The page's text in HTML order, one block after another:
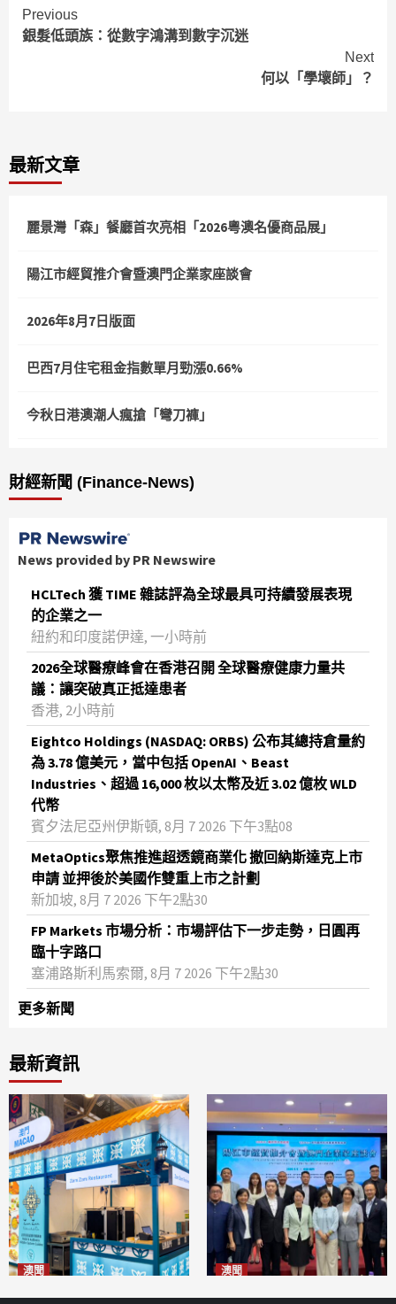
Continue
Reading
Previous
銀髮低頭族：從數字鴻溝到數字沉迷
Next
何以「學壞師」？
最新文章
麗景灣「森」餐廳首次亮相「2026粵澳名優商品展」
陽江市經貿推介會暨澳門企業家座談會
2026年8月7日版面
巴西7月住宅租金指數單月勁漲0.66%
今秋日港澳潮人瘋搶「彎刀褲」
財經新聞 (Finance-News)
News provided by PR Newswire
HCLTech 獲 TIME 雜誌評為全球最具可持續發展表現
的企業之一
紐約和印度諾伊達, 一小時前
2026全球醫療峰會在香港召開 全球醫療健康力量共
議：讓突破真正抵達患者
香港, 2小時前
Eightco Holdings (NASDAQ: ORBS) 公布其總持倉量約
為 3.78 億美元，當中包括 OpenAI、Beast
Industries、超過 16,000 枚以太幣及近 3.02 億枚 WLD
代幣
賓夕法尼亞州伊斯頓, 8月 7 2026 下午3點08
MetaOptics聚焦推進超透鏡商業化 撤回納斯達克上市
申請 並押後於美國作雙重上市之計劃
新加坡, 8月 7 2026 下午2點30
FP Markets 市場分析：市場評估下一步走勢，日圓再
臨十字路口
塞浦路斯利馬索爾, 8月 7 2026 下午2點30
更多新聞
最新資訊
澳聞 澳聞